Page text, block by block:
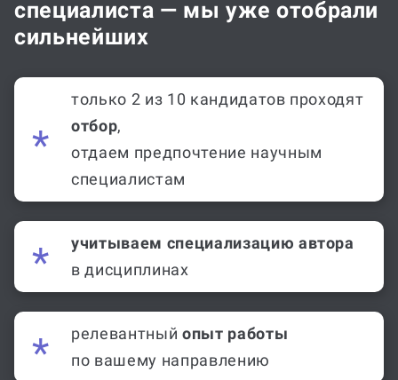
специалиста — мы уже отобрали
сильнейших
только 2 из 10 кандидатов проходят
отбор,
отдаем предпочтение научным
специалистам
учитываем специализацию автора
в дисциплинах
релевантный опыт работы
по вашему направлению